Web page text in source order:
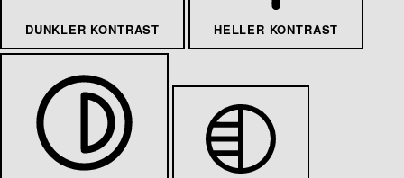
DUNKLER KONTRAST HELLER KONTRAST